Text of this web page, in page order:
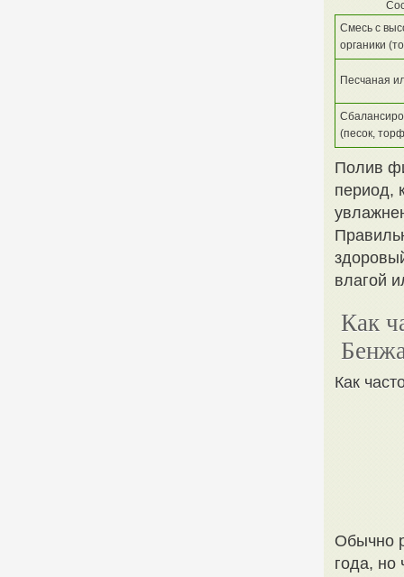
Смесь с
органики
Песчаная
(песок,
Полив
период,
влагой
Как
Как
Обычно
года, но